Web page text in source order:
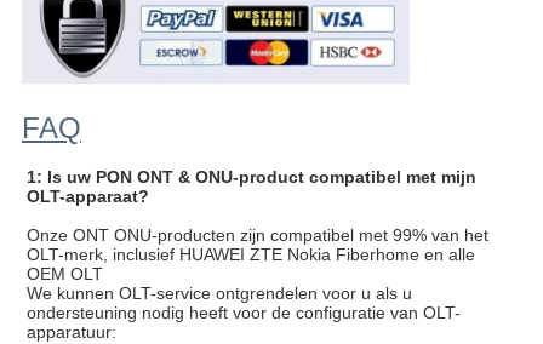
FAQ
1: Is uw PON ONT & ONU-product compatibel met mijn
OLT-apparaat?
Onze ONT ONU-producten zijn compatibel met 99% van het
OLT-merk, inclusief HUAWEI ZTE Nokia Fiberhome en alle
OEM OLT
We kunnen OLT-service ontgrendelen voor u als u
ondersteuning nodig heeft voor de configuratie van OLT-
apparatuur: